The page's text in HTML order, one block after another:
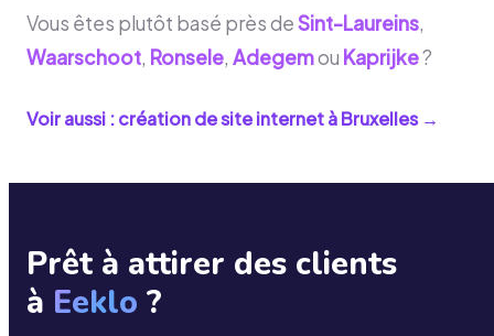
Vous êtes plutôt basé près deSint-Laureins,
Waarschoot, Ronsele, Adegemou Kaprijke?
Voir aussi : création de site internet àBruxelles→
Prêt à attirer des clients
à Eeklo ?